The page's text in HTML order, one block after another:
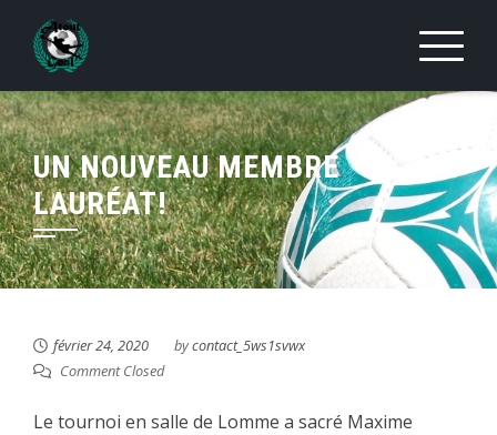
content
UN NOUVEAU MEMBRE
LAURÉAT!
février 24, 2020 bycontact_5ws1svwx
Comment Closed
Le tournoi en salle de Lomme a sacré Maxime